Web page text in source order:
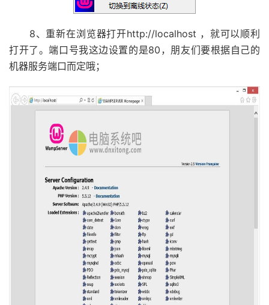
8、重新在浏览器打开http://localhost ，就可以顺利
打开了。端口号我这边设置的是80，朋友们要根据自己的
机器服务端口而定哦；